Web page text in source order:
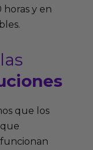
horas y en
que los